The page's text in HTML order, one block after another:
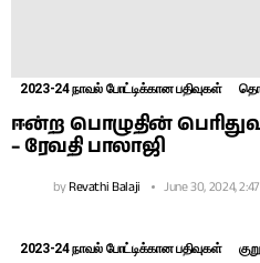
2023-24 நாவல் போட்டிக்கான பதிவுகள்
ஈன்ற பொழுதின்
– ரேவதி பாலாஜி
byRevathi Balaji June 30, 2024,
2023-24 நாவல் போட்டிக்கான பதிவுகள்